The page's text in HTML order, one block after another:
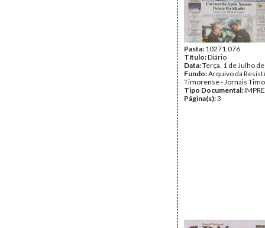
Pasta: 10271.076
Título:Diário
Data:Terça, 1 de Julho
Fundo:Arquivo da
Timorense - Jornais
Tipo Documental:
Página(s):3